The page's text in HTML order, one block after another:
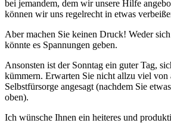
bei jemandem, dem wir unsere Hilfe
können wir uns regelrecht in etwas
Aber machen Sie keinen Druck! Weder
könnte es Spannungen geben.
Ansonsten ist der Sonntag ein guter Tag,
kümmern. Erwarten Sie nicht allzu viel von
Selbstfürsorge angesagt (nachdem Sie
oben).
Ich wünsche Ihnen ein heiteres und